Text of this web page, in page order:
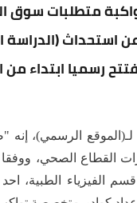
متطلبات سوق
عن استحداث
رسميا ابتداء من
الرسمي)،
القطاع الصحي،
الفيزياء الطبية،